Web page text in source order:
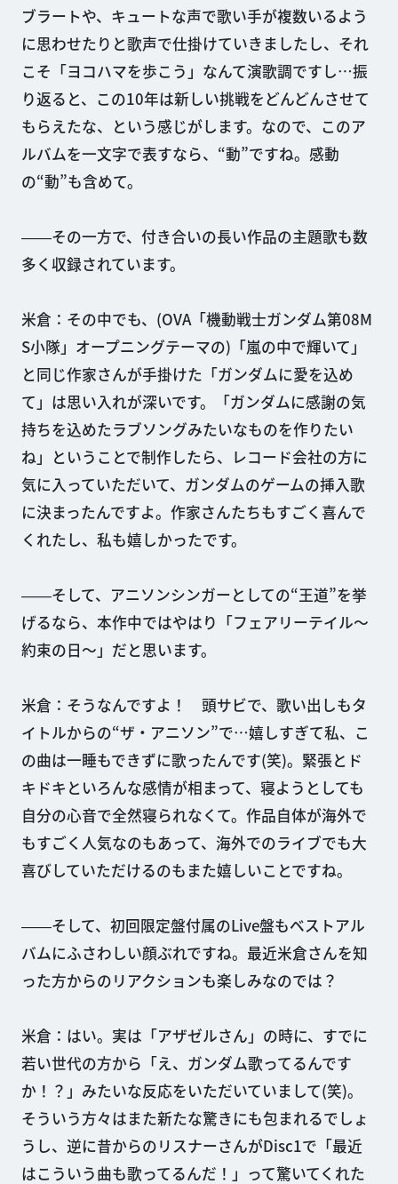
ブラートや、キュートな声で歌い手が複数いるよう
に思わせたりと歌声で仕掛けていきましたし、それ
こそ「ヨコハマを歩こう」なんて演歌調ですし…振
り返ると、この10年は新しい挑戦をどんどんさせて
もらえたな、という感じがします。なので、このア
ルバムを一文字で表すなら、“動”ですね。感動
の“動”も含めて。
――その一方で、付き合いの長い作品の主題歌も数
多く収録されています。
米倉：その中でも、(OVA「機動戦士ガンダム第08M
S小隊」オープニングテーマの)「嵐の中で輝いて」
と同じ作家さんが手掛けた「ガンダムに愛を込め
て」は思い入れが深いです。「ガンダムに感謝の気
持ちを込めたラブソングみたいなものを作りたい
ね」ということで制作したら、レコード会社の方に
気に入っていただいて、ガンダムのゲームの挿入歌
に決まったんですよ。作家さんたちもすごく喜んで
くれたし、私も嬉しかったです。
――そして、アニソンシンガーとしての“王道”を挙
げるなら、本作中ではやはり「フェアリーテイル〜
約束の日〜」だと思います。
米倉：そうなんですよ！ 頭サビで、歌い出しもタ
イトルからの“ザ・アニソン”で…嬉しすぎて私、こ
の曲は一睡もできずに歌ったんです(笑)。緊張とド
キドキといろんな感情が相まって、寝ようとしても
自分の心音で全然寝られなくて。作品自体が海外で
もすごく人気なのもあって、海外でのライブでも大
喜びしていただけるのもまた嬉しいことですね。
――そして、初回限定盤付属のLive盤もベストアル
バムにふさわしい顔ぶれですね。最近米倉さんを知
った方からのリアクションも楽しみなのでは？
米倉：はい。実は「アザゼルさん」の時に、すでに
若い世代の方から「え、ガンダム歌ってるんです
か！？」みたいな反応をいただいていまして(笑)。
そういう方々はまた新たな驚きにも包まれるでしょ
うし、逆に昔からのリスナーさんがDisc1で「最近
はこういう曲も歌ってるんだ！」って驚いてくれた